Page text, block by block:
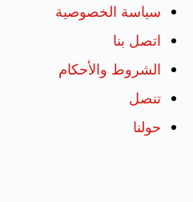
سياسة الخصوصية
اتصل بنا
الشروط والأحكام
تنصل
حولنا